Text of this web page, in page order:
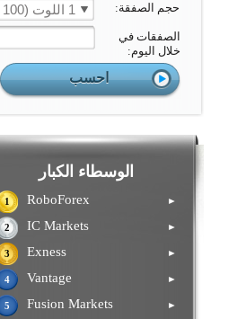
حجم الصفقة: 1 اللوت (100 000 الوحدة)
الصفقات في
خلال اليوم:
الوسطاء الكبار
1 RoboForex ►
2 IC Markets ►
3 Exness ►
4 Vantage ►
5 Fusion Markets ►